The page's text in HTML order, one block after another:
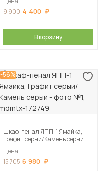
9 900 4 400
В корзину
-56%
Шкаф-пенал ЯПП-1 Ямайка,
Графит серый/Камень серый
Цена
15 705 6 980